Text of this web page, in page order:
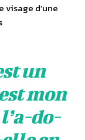
visage d’une
un
mon
do-